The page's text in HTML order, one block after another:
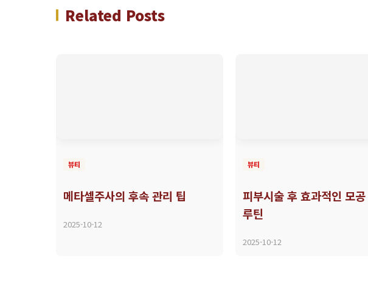
Related Posts
뷰티
메타셀주사의 후속 관리 팁
2025-10-12
뷰티
피부시술 후 효과적인 모공
루틴
2025-10-12